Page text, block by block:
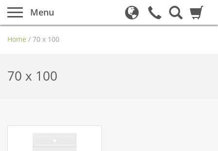
Menu
Home / 70 x 100
70 x 100